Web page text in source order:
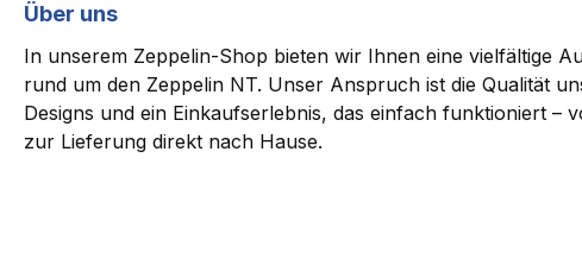
Über uns
In unserem Zeppelin-Shop bieten wir Ihnen eine vielfältige
rund um den Zeppelin NT. Unser Anspruch ist die Qualität
Designs und ein Einkaufserlebnis, das einfach funktioniert –
zur Lieferung direkt nach Hause.